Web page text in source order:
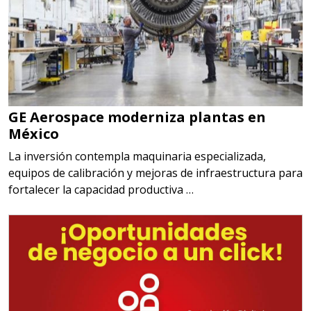
GE Aerospace moderniza plantas en
México
La inversión contempla maquinaria especializada,
equipos de calibración y mejoras de infraestructura para
fortalecer la capacidad productiva …